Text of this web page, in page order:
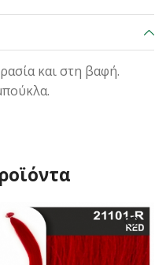
και στη βαφή.